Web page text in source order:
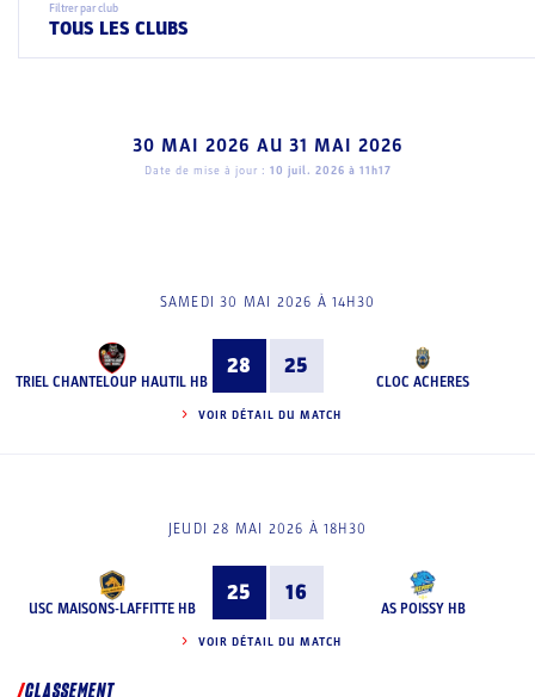
Filtrer par club
TOUS LES CLUBS
30 MAI 2026 AU 31 MAI 2026
Date de mise à jour : 10 juil. 2026 à 11h17
SAMEDI 30 MAI 2026 À 14H30
TRIEL CHANTELOUP HAUTIL HB
28 25
CLOC ACHERES
VOIR DÉTAIL DU MATCH
JEUDI 28 MAI 2026 À 18H30
USC MAISONS-LAFFITTE HB
25 16
AS POISSY HB
VOIR DÉTAIL DU MATCH
CLASSEMENT